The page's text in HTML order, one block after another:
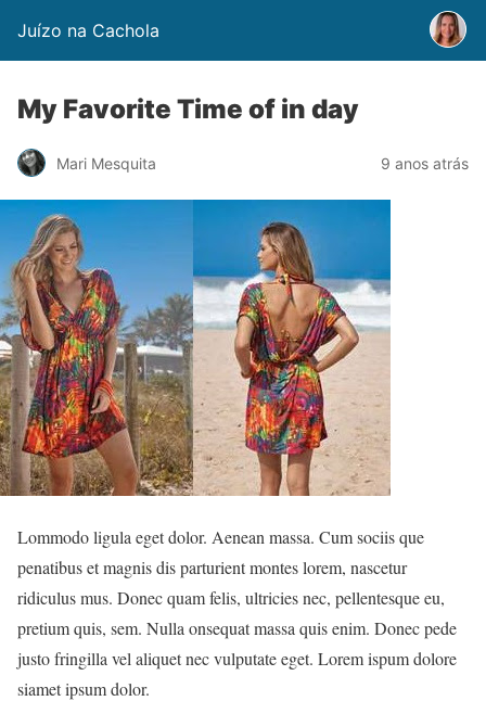
Juízo na Cachola
My Favorite Time of in day
Mari Mesquita 9 anos atrás
Lommodo ligula eget dolor. Aenean massa. Cum sociis que
penatibus et magnis dis parturient montes lorem, nascetur
ridiculus mus. Donec quam felis, ultricies nec, pellentesque eu,
pretium quis, sem. Nulla onsequat massa quis enim. Donec pede
justo fringilla vel aliquet nec vulputate eget. Lorem ispum dolore
siamet ipsum dolor.